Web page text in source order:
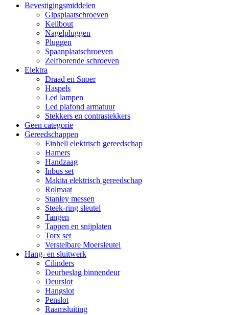
Bevestigingsmiddelen
Gipsplaatschroeven
Keilbout
Nagelpluggen
Pluggen
Spaanplaatschroeven
Zelfborende schroeven
Elektra
Draad en Snoer
Haspels
Led lampen
Led plafond armatuur
Stekkers en contrastekkers
Geen categorie
Gereedschappen
Einhell elektrisch gereedschap
Hamers
Handzaag
Inbus set
Makita elektrisch gereedschap
Rolmaat
Stanley messen
Steek-ring sleutel
Tangen
Tappen en snijplaten
Torx set
Verstelbare Moersleutel
Hang- en sluitwerk
Cilinders
Deurbeslag binnendeur
Deurslot
Hangslot
Penslot
Raamsluiting